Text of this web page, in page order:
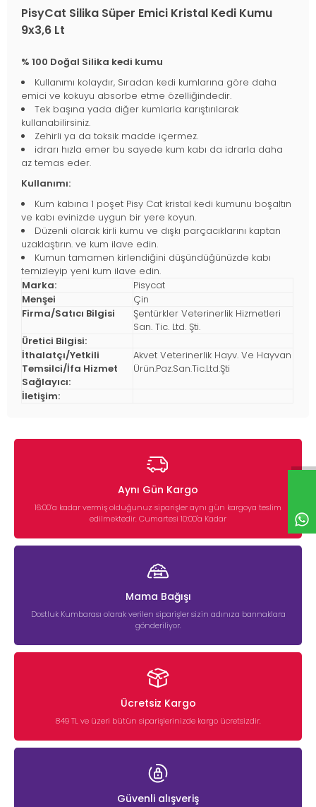
PisyCat Silika Süper Emici Kristal Kedi Kumu
9x3,6 Lt
% 100 Doğal Silika kedi kumu
Kullanımı kolaydır, Sıradan kedi kumlarına göre daha
emici ve kokuyu absorbe etme özelliğindedir.
Tek başına yada diğer kumlarla karıştırılarak
kullanabilirsiniz.
Zehirli ya da toksik madde içermez.
idrarı hızla emer bu sayede kum kabı da idrarla daha
az temas eder.
Kullanımı:
Kum kabına 1 poşet Pisy Cat kristal kedi kumunu boşaltın
ve kabı evinizde uygun bir yere koyun.
Düzenli olarak kirli kumu ve dışkı parçacıklarını kaptan
uzaklaştırın. ve kum ilave edin.
Kumun tamamen kirlendiğini düşündüğünüzde kabı
temizleyip yeni kum ilave edin.
Marka:
Pisycat
Menşei
Çin
Firma/Satıcı Bilgisi
Şentürkler Veterinerlik Hizmetleri
San. Tic. Ltd. Şti.
Üretici Bilgisi:
İthalatçı/Yetkili
Temsilci/İfa Hizmet
Sağlayıcı:
Akvet Veterinerlik Hayv. Ve Hayvan
Ürün.Paz.San.Tic.Ltd.Şti
İletişim:
Aynı Gün Kargo
16:00’a kadar vermiş olduğunuz siparişler aynı gün kargoya teslim
edilmektedir. Cumartesi 10:00'a Kadar
Mama Bağışı
Dostluk Kumbarası olarak verilen siparişler sizin adınıza barınaklara
gönderiliyor.
Ücretsiz Kargo
849 TL ve üzeri bütün siparişlerinizde kargo ücretsizdir.
Güvenli alışveriş